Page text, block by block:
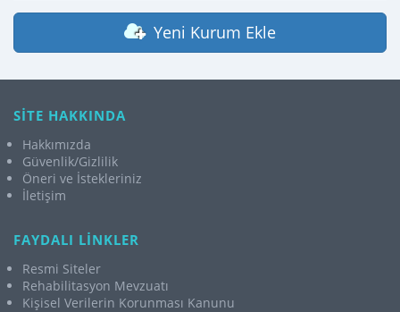
Yeni Kurum Ekle
SİTE HAKKINDA
Hakkımızda
Güvenlik/Gizlilik
Öneri ve İstekleriniz
İletişim
FAYDALI LİNKLER
Resmi Siteler
Rehabilitasyon Mevzuatı
Kişisel Verilerin Korunması Kanunu